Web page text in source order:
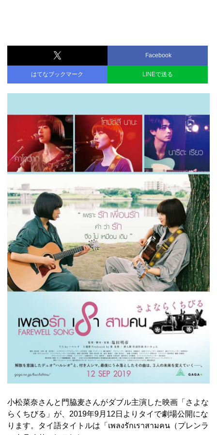
Facebook
はてなブックマーク LINEで送る
小松菜奈さんと門脇麦さんがダブル主演した映画「さよな
らくちびる」が、2019年9月12日よりタイで劇場公開にな
ります。タイ語タイトルは「เพลงรักเราสามคน（プレンラ